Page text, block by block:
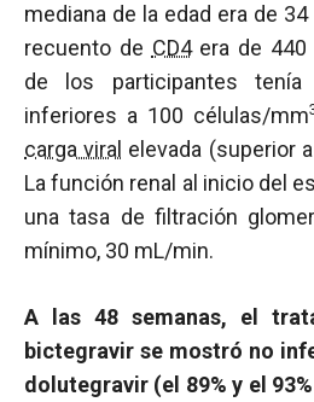
mediana de la edad era de 34
recuento de CD4era de 440
de los participantes
inferiores a 100 células/mm
carga viral elevada (superior
La función renal al inicio del
una tasa de filtración
mínimo, 30 mL/min.
A las 48 semanas, el
bictegravir se mostró no
dolutegravir (el 89% y el